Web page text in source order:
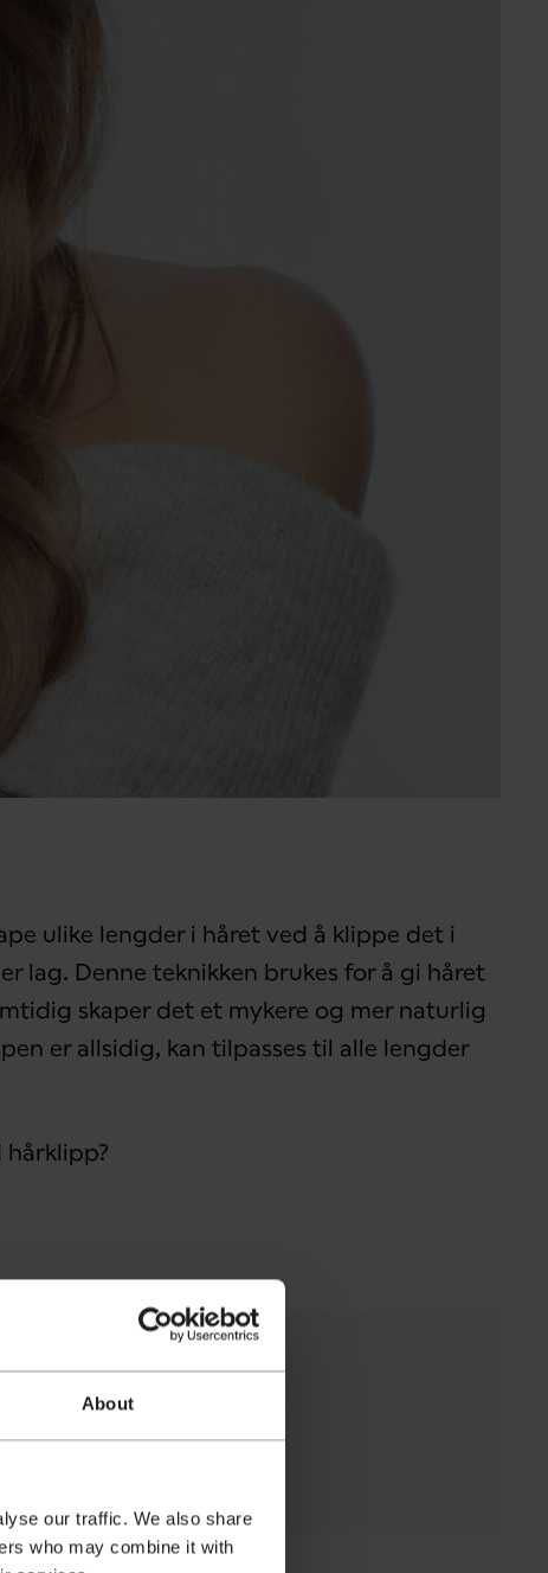
About
our traffic. We also share
who may combine it with
ulike lengder i håret ved å klippe det i
lag. Denne teknikken brukes for å gi håret
skaper det et mykere og mer naturlig
er allsidig, kan tilpasses til alle lengder
halvlangt hår